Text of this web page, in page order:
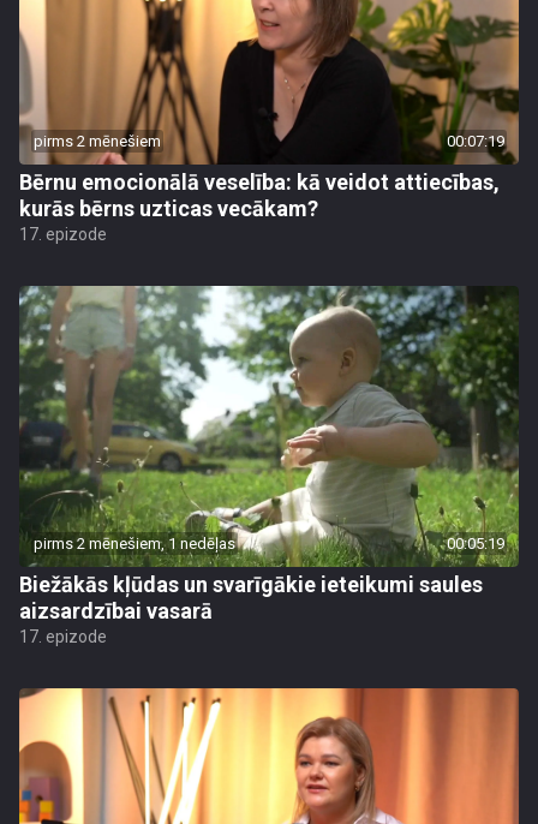
pirms 2 mēnešiem 00:07:19
Bērnu emocionālā veselība: kā veidot attiecības,
kurās bērns uzticas vecākam?
17. epizode
pirms 2 mēnešiem, 1 nedēļas 00:05:19
Biežākās kļūdas un svarīgākie ieteikumi saules
aizsardzībai vasarā
17. epizode